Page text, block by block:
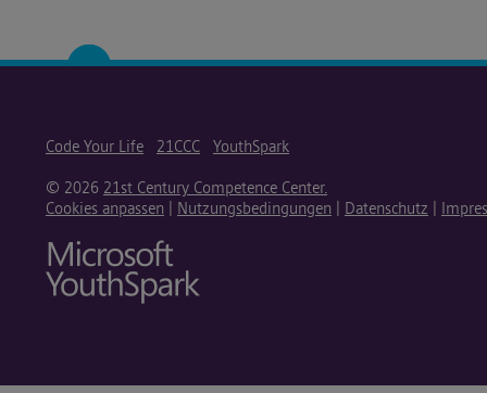
Code Your Life 21CCC YouthSpark
© 2026 21st Century Competence Center.
Cookies anpassen
Nutzungsbedingungen Datenschutz